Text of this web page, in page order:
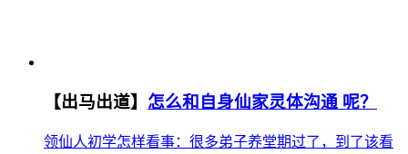
【出马出道】 怎么和自身仙家灵体沟通 呢？
领仙人初学怎样看事：很多弟子养堂期过了，到了该看